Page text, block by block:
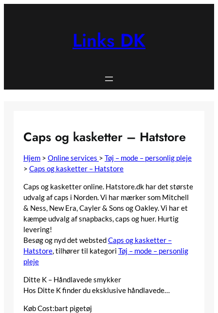
Links DK
Caps og kasketter – Hatstore
Hjem > Online services > Tøj – mode – personlig pleje
> Caps og kasketter – Hatstore
Caps og kasketter online. Hatstore.dk har det største
udvalg af caps i Norden. Vi har mærker som Mitchell
& Ness, New Era, Cayler & Sons og Oakley. Vi har et
kæmpe udvalg af snapbacks, caps og huer. Hurtig
levering!
Besøg og nyd det webstedCaps og kasketter –
Hatstore , tilhører til kategori Tøj – mode – personlig
pleje
Ditte K – Håndlavede smykker
Hos Ditte K finder du eksklusive håndlavede…
Køb Cost:bart pigetøj